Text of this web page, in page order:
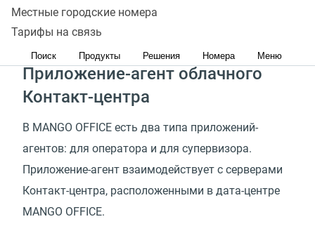
Местные городские номера
Тарифы на связь
Поиск Продукты Решения Номера Меню
На рабочем компьютере оператора работают
несколько приложений.
Приложение-агент облачного
Контакт-центра
В MANGO OFFICE есть два типа приложений-
агентов: для оператора и для супервизора.
Приложение-агент взаимодействует с серверами
Контакт-центра, расположенными в дата-центре
MANGO OFFICE.